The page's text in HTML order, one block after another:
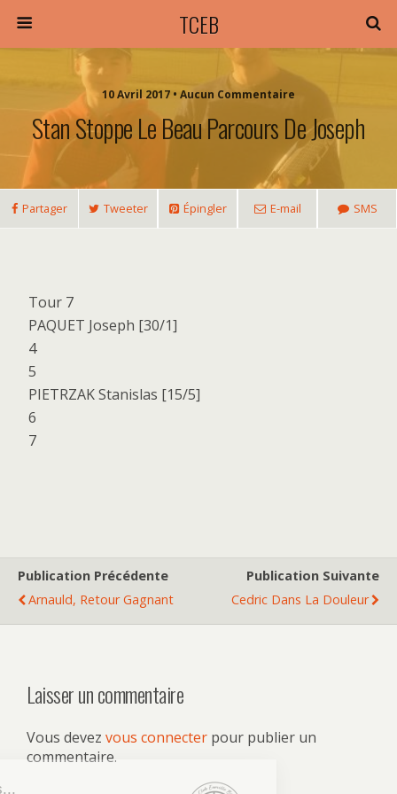
TCEB
10 Avril 2017 • Aucun Commentaire
Stan Stoppe Le Beau Parcours De Joseph
Partager Tweeter Épingler E-mail SMS
Tour 7
PAQUET Joseph [30/1]
4
5
PIETRZAK Stanislas [15/5]
6
7
Publication Précédente
Arnauld, Retour Gagnant
Publication Suivante
Cedric Dans La Douleur
Laisser un commentaire
Vous devez vous connecter pour publier un
commentaire.